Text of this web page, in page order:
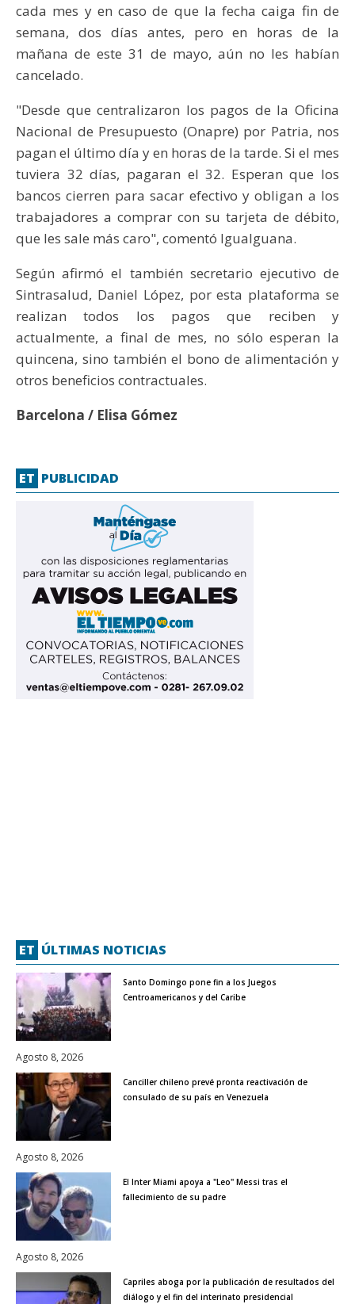
cada mes y en caso de que la fecha caiga fin de
semana, dos días antes, pero en horas de la
mañana de este 31 de mayo, aún no les habían
cancelado.
"Desde que centralizaron los pagos de la Oficina
Nacional de Presupuesto (Onapre) por Patria, nos
pagan el último día y en horas de la tarde. Si el mes
tuviera 32 días, pagaran el 32. Esperan que los
bancos cierren para sacar efectivo y obligan a los
trabajadores a comprar con su tarjeta de débito,
que les sale más caro", comentó Igualguana.
Según afirmó el también secretario ejecutivo de
Sintrasalud, Daniel López, por esta plataforma se
realizan todos los pagos que reciben y
actualmente, a final de mes, no sólo esperan la
quincena, sino también el bono de alimentación y
otros beneficios contractuales.
Barcelona / Elisa Gómez
ET PUBLICIDAD
ET ÚLTIMAS NOTICIAS
Santo Domingo pone fin a los Juegos
Centroamericanos y del Caribe
Agosto 8, 2026
Canciller chileno prevé pronta reactivación de
consulado de su país en Venezuela
Agosto 8, 2026
El Inter Miami apoya a "Leo" Messi tras el
fallecimiento de su padre
Agosto 8, 2026
Capriles aboga por la publicación de resultados del
diálogo y el fin del interinato presidencial